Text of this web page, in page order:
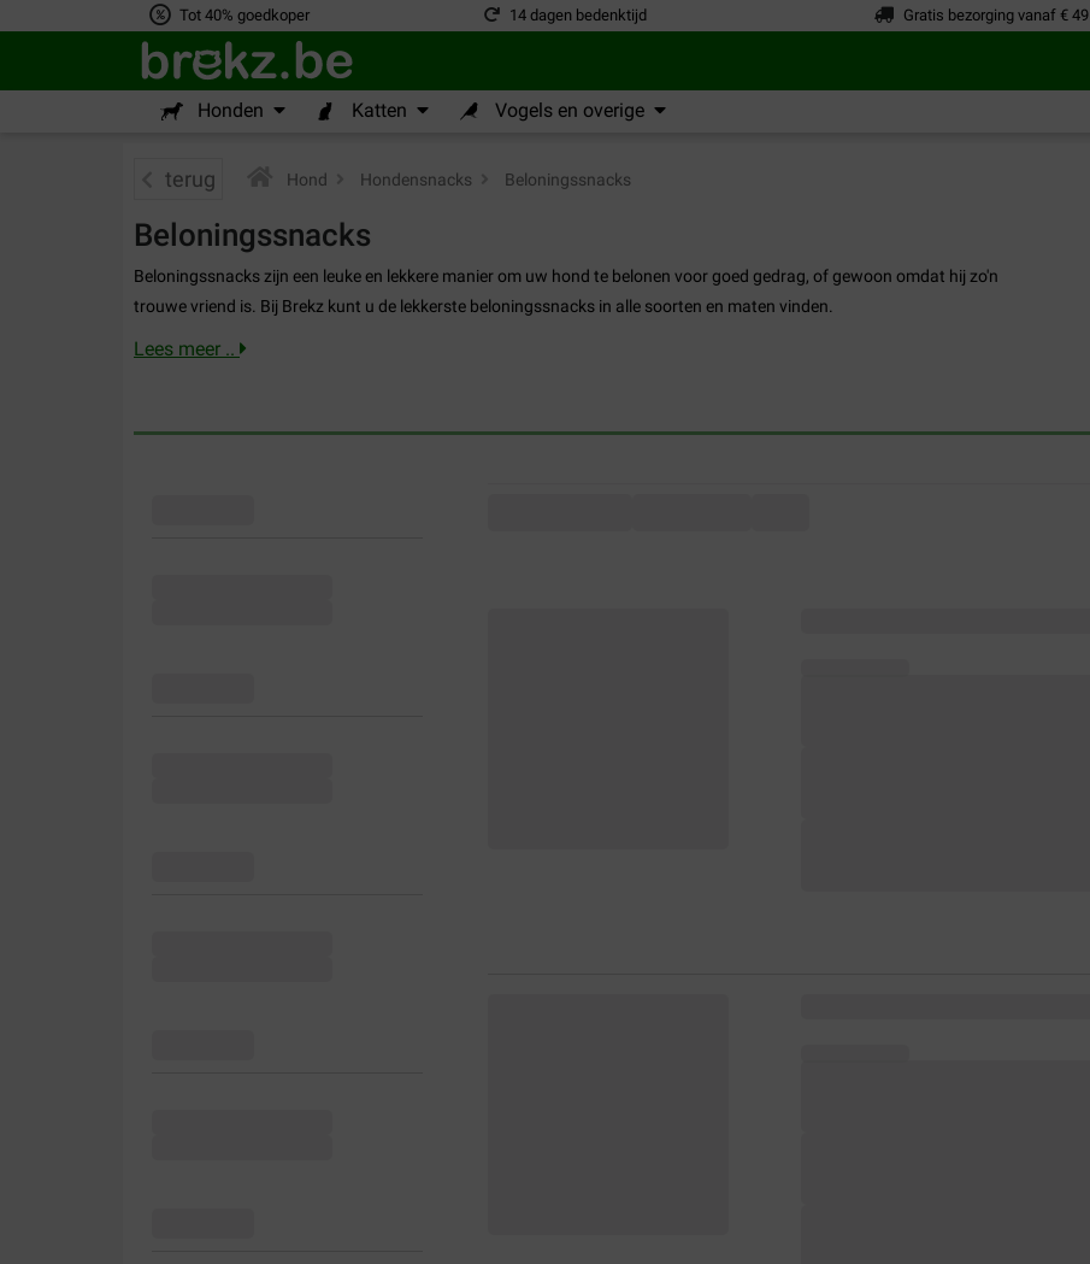
Tot 40% goedkoper 14 dagen bedenktijd Gratis bezorging vanaf € 49
Honden Katten Vogels en overige
terug Hond Hondensnacks Beloningssnacks
Beloningssnacks
Beloningssnacks zijn een leuke en lekkere manier om uw hond te belonen voor goed gedrag, of gewoon omdat hij zo'n
trouwe vriend is. Bij Brekz kunt u de lekkerste beloningssnacks in alle soorten en maten vinden.
Lees meer ..